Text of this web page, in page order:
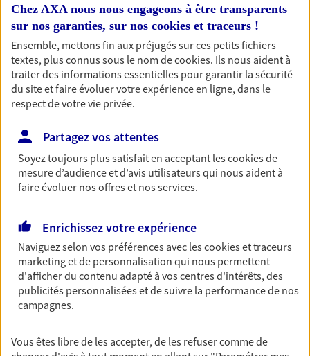
immobilier, études des enfants ou voyage autour
du monde… Épargnez à votre rythme et
simplement, selon votre profil.
Découvrir les offres Épargne
Retraite
Préparez sereinement ce nouveau chapitre de
votre vie avec les conseils d'un expert. Découvrez
notre solution PER (Plan Epargne Retraite)
spécialement conçue pour la retraite.
Prévoyance
Pour un avenir serein, assurez-vous avec notre
contrat prévoyance. Préservez vos proches en cas
d'accident ou de maladie en optant pour les
garanties incapacité temporaire totale de travail,
Découvrir l'offre Prévoyance
Chez AXA nous nous engageons à être transparents
sur nos garanties, sur nos cookies et traceurs !
Ensemble, mettons fin aux préjugés sur ces petits fichiers
textes, plus connus sous le nom decookies. Ils nous aident à
traiter des informations essentielles pour garantir la sécurité
du site et faire évoluer votre expérience en ligne, dans le
respect de votre vie privée.
Partagez vos attentes
Soyez toujours plus satisfait en acceptant lescookiesde
mesure d’audience et d’avis utilisateurs qui nous aident à
faire évoluer nos offres et nos services.
Enrichissez votre expérience
Naviguez selon vos préférences avec lescookies et traceurs
marketing et de personnalisation qui nous permettent
d'afficher du contenu adapté à vos centres d'intérêts, des
publicités personnalisées et de suivre la performance de nos
campagnes.
Vous êtes libre de les accepter, de les refuser comme de